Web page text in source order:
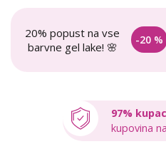
20% popust na vse
barvne gel lake! 🌸
-20 %
97%
kupovina